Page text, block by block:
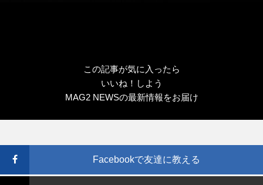
この記事が気に入ったら
いいね！しよう
MAG2 NEWSの最新情報をお届け
Facebookで友達に教える